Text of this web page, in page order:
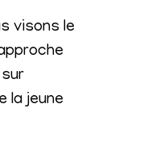
visons le
la jeune